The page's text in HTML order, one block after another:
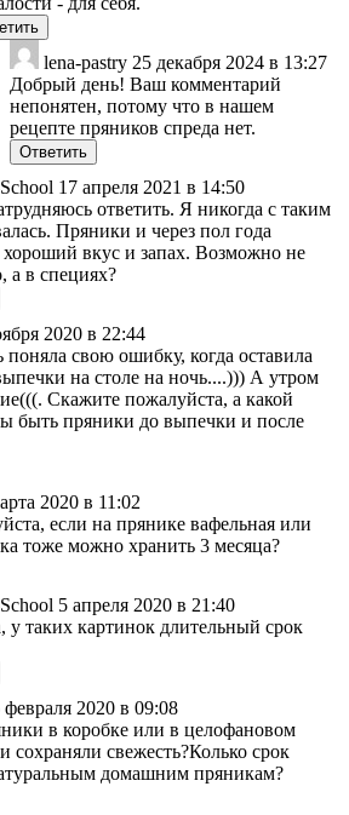
lena-pastry 25 декабря 2024 в 13:27
Добрый день! Ваш комментарий
непонятен, потому что в нашем
рецепте пряников спреда нет.
Ответить
17 апреля 2021 в 14:50
ответить. Я никогда с таким
Пряники и через пол года
хороший вкус и запах. Возможно не
а в специях?
2020 в 22:44
свою ошибку, когда оставила
на столе на ночь....))) А утром
Скажите пожалуйста, а какой
быть пряники до выпечки и после
2020 в 11:02
если на прянике вафельная или
тоже можно хранить 3 месяца?
5 апреля 2020 в 21:40
у таких картинок длительный срок
февраля 2020 в 09:08
в коробке или в целофановом
сохраняли свежесть?Колько срок
домашним пряникам?